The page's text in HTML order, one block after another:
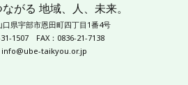
口県宇部市恩田町四丁目1番4号
1507FAX：0836-21-7138
info@ube-taikyou.or.jp
がる 地域、人、未来。